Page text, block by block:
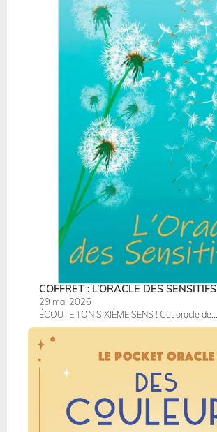
COFFRET : L’ORACLE DES SENSITIFS
29 mai 2026
ÉCOUTE TON SIXIÈME SENS ! Cet oracle de...